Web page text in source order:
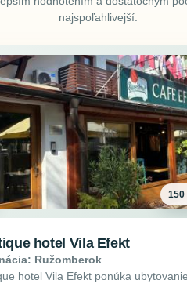
najspoľahlivejší.
150
hotel Vila Efekt
Ružomberok
hotel Vila Efekt ponúka